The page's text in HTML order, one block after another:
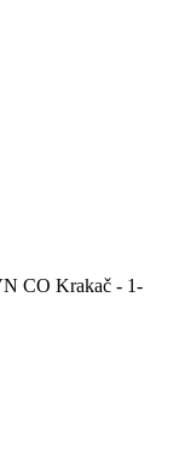
CO Krakač - 1-